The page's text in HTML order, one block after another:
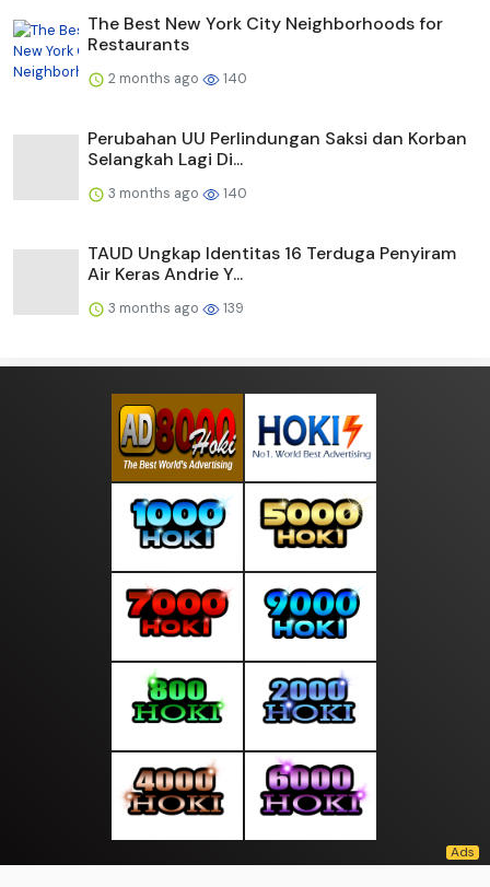
The Best New York City Neighborhoods for
Restaurants
2 months ago 140
Perubahan UU Perlindungan Saksi dan Korban
Selangkah Lagi Di...
3 months ago 140
TAUD Ungkap Identitas 16 Terduga Penyiram
Air Keras Andrie Y...
3 months ago 139